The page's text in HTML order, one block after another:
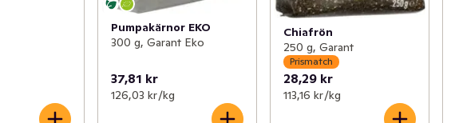
Pumpakärnor EKO
300 g, Garant Eko
37,81 kr
126,03 kr /kg
Chiafrön
250 g, Garant
Prismatch
28,29 kr
113,16 kr /kg